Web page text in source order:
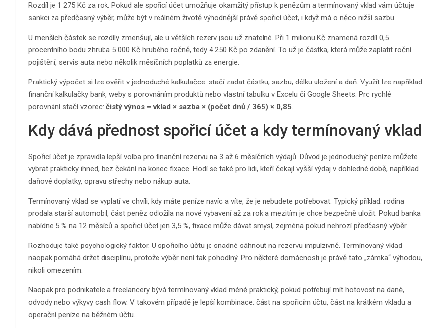
Rozdíl je 1 275 Kč za rok. Pokud ale spořicí účet umožňuje okamžitý přístup k penězům a termínovaný vklad vám účtuje
sankci za předčasný výběr, může být v reálném životě výhodnější právě spořicí účet, i když má o něco nižší sazbu.
U menších částek se rozdíly zmenšují, ale u větších rezerv jsou už znatelné. Při 1 milionu Kč znamená rozdíl 0,5
procentního bodu zhruba 5 000 Kč hrubého ročně, tedy 4 250 Kč po zdanění. To už je částka, která může zaplatit roční
pojištění, servis auta nebo několik měsíčních poplatků za energie.
Praktický výpočet si lze ověřit v jednoduché kalkulačce: stačí zadat částku, sazbu, délku uložení a daň. Využít lze například
finanční kalkulačky bank, weby s porovnáním produktů nebo vlastní tabulku v Excelu či Google Sheets. Pro rychlé
porovnání stačí vzorec: čistý výnos = vklad × sazba × (počet dnů / 365) × 0,85.
Kdy dává přednost spořicí účet a kdy termínovaný vklad
Spořicí účet je zpravidla lepší volba pro finanční rezervu na 3 až 6 měsíčních výdajů. Důvod je jednoduchý: peníze můžete
vybrat prakticky ihned, bez čekání na konec fixace. Hodí se také pro lidi, kteří čekají vyšší výdaj v dohledné době, například
daňové doplatky, opravu střechy nebo nákup auta.
Termínovaný vklad se vyplatí ve chvíli, kdy máte peníze navíc a víte, že je nebudete potřebovat. Typický příklad: rodina
prodala starší automobil, část peněz odložila na nové vybavení až za rok a mezitím je chce bezpečně uložit. Pokud banka
nabídne 5 % na 12 měsíců a spořicí účet jen 3,5 %, fixace může dávat smysl, zejména pokud nehrozí předčasný výběr.
Rozhoduje také psychologický faktor. U spořicího účtu je snadné sáhnout na rezervu impulzivně. Termínovaný vklad
naopak pomáhá držet disciplínu, protože výběr není tak pohodlný. Pro některé domácnosti je právě tato „zámka“ výhodou,
nikoli omezením.
Naopak pro podnikatele a freelancery bývá termínovaný vklad méně praktický, pokud potřebují mít hotovost na daně,
odvody nebo výkyvy cash flow. V takovém případě je lepší kombinace: část na spořicím účtu, část na krátkém vkladu a
operační peníze na běžném účtu.